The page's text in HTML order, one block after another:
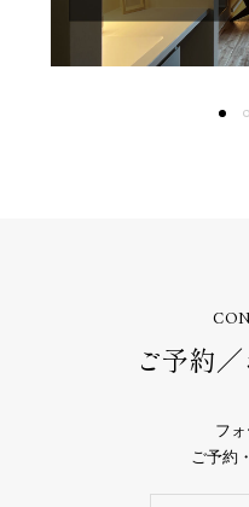
ご予約
フ
ご予約